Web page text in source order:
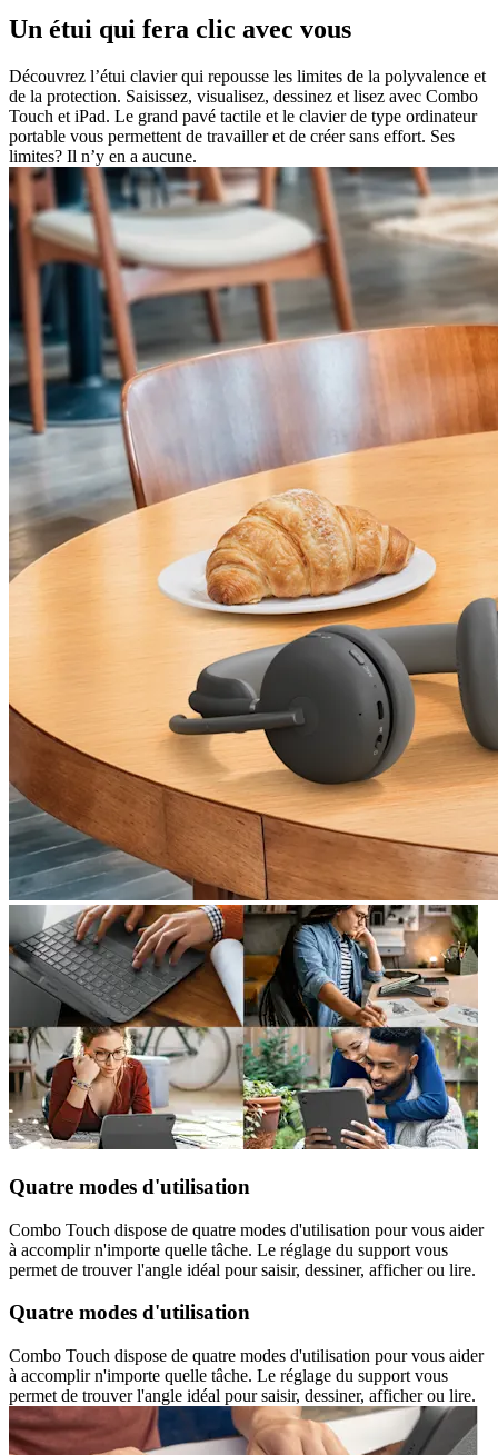
Un étui qui fera clic avec vous
Découvrez l’étui clavier qui repousse les limites de la polyvalence et
de la protection. Saisissez, visualisez, dessinez et lisez avec Combo
Touch et iPad. Le grand pavé tactile et le clavier de type ordinateur
portable vous permettent de travailler et de créer sans effort. Ses
limites? Il n’y en a aucune.
Quatre modes d'utilisation
Combo Touch dispose de quatre modes d'utilisation pour vous aider
à accomplir n'importe quelle tâche. Le réglage du support vous
permet de trouver l'angle idéal pour saisir, dessiner, afficher ou lire.
Quatre modes d'utilisation
Combo Touch dispose de quatre modes d'utilisation pour vous aider
à accomplir n'importe quelle tâche. Le réglage du support vous
permet de trouver l'angle idéal pour saisir, dessiner, afficher ou lire.